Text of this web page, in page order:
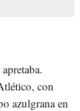
con
azulgrana en